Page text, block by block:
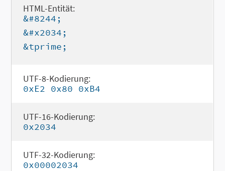
HTML-Entität:
&#8244;
&#x2034;
&tprime;
UTF-8-Kodierung:
0xE2 0x80 0xB4
UTF-16-Kodierung:
0x2034
UTF-32-Kodierung:
0x00002034